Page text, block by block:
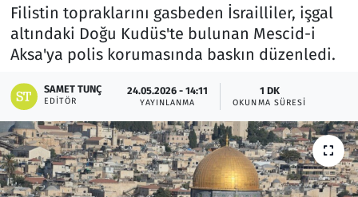
Filistin topraklarını gasbeden İsrailliler, işgal
altındaki Doğu Kudüs'te bulunan Mescid-i
Aksa'ya polis korumasında baskın düzenledi.
SAMET TUNÇ
EDITÖR
24.05.2026 - 14:11
YAYINLANMA
1 DK
OKUNMA SÜRESI
Lezzet Durağı
Memur ve Kamu
Otomobil
Oyun
Ramazan